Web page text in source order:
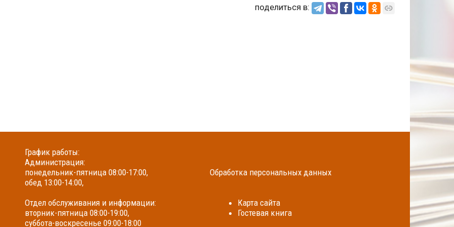
поделиться в:
График работы:
Администрация:
понедельник-пятница 08:00-17:00,
обед 13:00-14:00,
Отдел обслуживания и информации:
вторник-пятница 08:00-19:00,
суббота-воскресенье 09:00-18:00
Обработка персональных данных
Карта сайта
Гостевая книга